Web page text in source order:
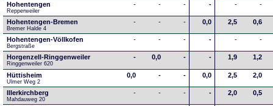
Hohentengen
Repperweiler
- - - - - -
Hohentengen-Bremen
Bremer Halde 4
- - - 0,0 2,5 0,6
Hohentengen-Völlkofen
Bergstraße
- - - - - -
Horgenzell-Ringgenweiler
Ringgenweiler 620
- 0,0 - - 1,9 1,2
Hüttisheim
Ulmer Weg 2
0,0 - - 0,0 2,5 2,0
Illerkirchberg
Mahdauweg 20
- - - - 2,0 0,5